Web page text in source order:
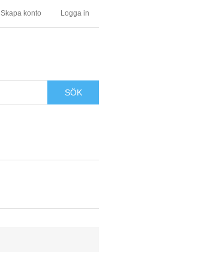
Skapa konto Logga in
SÖK